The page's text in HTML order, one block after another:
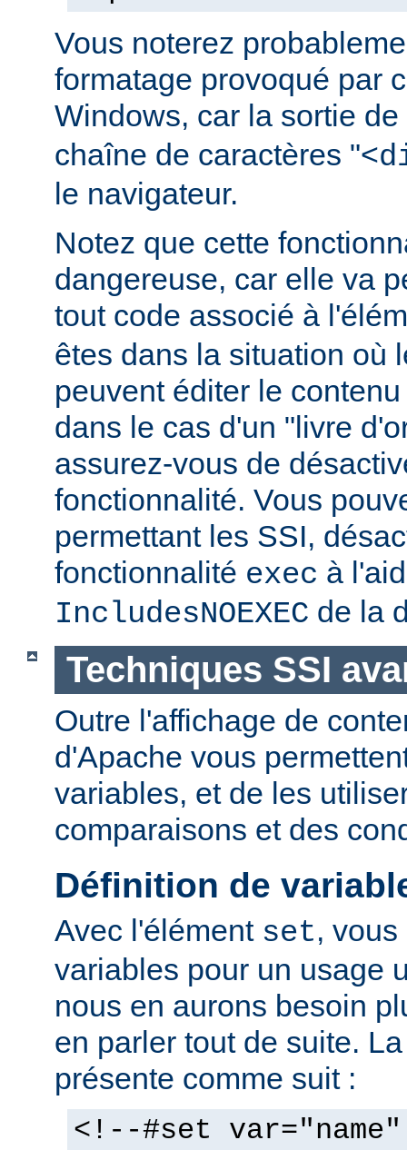
Vous noterez
formatage provoqué par
Windows, car la sortie de
chaîne de caractères "<
le navigateur.
Notez que cette
dangereuse, car elle va
tout code associé à
êtes dans la situation où
peuvent éditer le
dans le cas d'un "livre
assurez-vous de
fonctionnalité. Vous
permettant les SSI,
fonctionnalité exec à
IncludesNOEXEC de la
Techniques SSI
Outre l'affichage de
d'Apache vous
variables, et de les
comparaisons et des
Définition de
Avec l'élément set,
variables pour un usage
nous en aurons besoin
en parler tout de suite.
présente comme suit :
<!--#set